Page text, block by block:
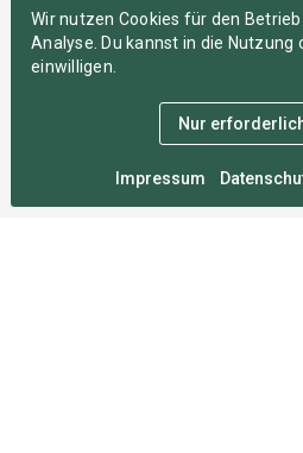
Wir nutzen Cookies für den
Analyse. Du kannst in die Nutzung
einwilligen.
Impressum
Nur